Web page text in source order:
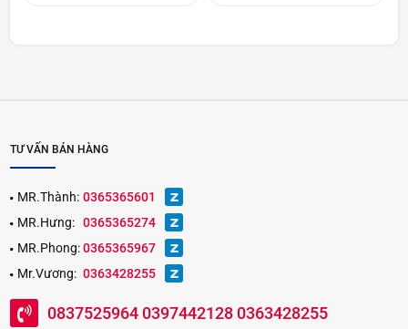
TƯ VẤN BÁN HÀNG
MR.Thành: 0365365601
MR.Hưng: 0365365274
MR.Phong: 0365365967
Mr.Vương: 0363428255
0837525964 0397442128 0363428255